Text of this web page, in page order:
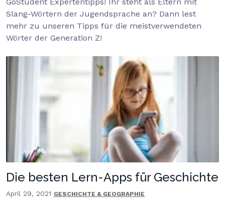
Slang-Wörtern der Jugendsprache an? Dann lest
mehr zu unseren Tipps für die meistverwendeten
Wörter der Generation Z!
Die besten Lern-Apps für Geschichte
April 29, 2021 GESCHICHTE & GEOGRAPHIE